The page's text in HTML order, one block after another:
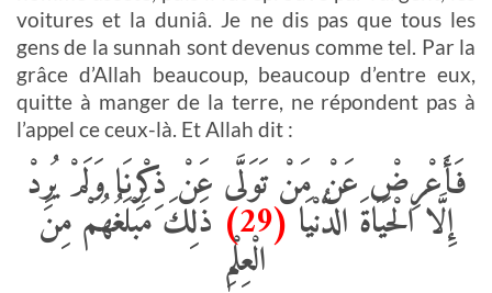
voitures et la duniâ. Je ne dis pas que tous les
gens de la sunnah sont devenus comme tel. Par la
grâce d’Allah beaucoup, beaucoup d’entre eux,
quitte à manger de la terre, ne répondent pas à
l’appel ce ceux-là. Et Allah dit :
فَأَعْرِضْ عَنْ مَنْ تَوَلَّى عَنْ ذِكْرِنَا وَلَمْ يُرِدْ
إِلَّا الْحَيَاةَ الدُّنْيَا(29) ذَلِكَ مَبْلَغُهُمْ مِنَ
الْعِلْمِ